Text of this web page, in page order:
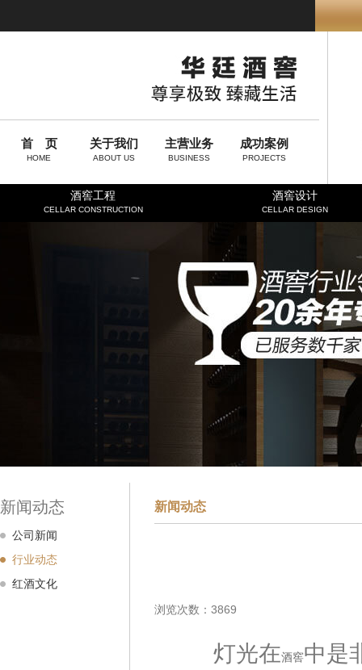
首 页
HOME
关于我们
ABOUT US
主营业务
BUSINESS
成功案例
PROJECTS
酒窖工程
CELLAR CONSTRUCTION
酒窖设计
CELLAR DESIGN
新闻动态
公司新闻
行业动态
红酒文化
新闻动态
浏览次数：3869
灯光在酒窖中是